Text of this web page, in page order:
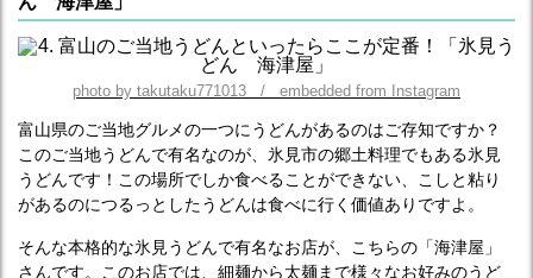
photo by takutaku771013 / embedded from Instagram
富山県のご当地グルメの一つにうどんがあるのはご存知ですか？
このご当地うどんで有名なのが、氷見市の郷土料理でもある氷見
うどんです！この場所でしか食べることができない、こしと粘り
があるのにつるっとしたうどんは食べに行く価値ありですよ。
そんな本格的な氷見うどんで有名なお店が、こちらの「海津屋」
さんです。このお店では、細麺から太麺まで様々なお好みのうど